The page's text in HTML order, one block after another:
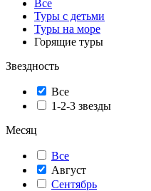
Все
Туры с детьми
Туры на море
Горящие туры
Звездность
Все
1-2-3 звезды
Месяц
Все
Август
Сентябрь